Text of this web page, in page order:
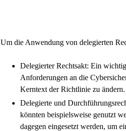
Um die Anwendung von delegierten
Delegierter Rechtsakt: Ein
Anforderungen an die
Kerntext der Richtlinie zu ändern.
Delegierte und
könnten beispielsweise genutzt
dagegen eingesetzt werden, um